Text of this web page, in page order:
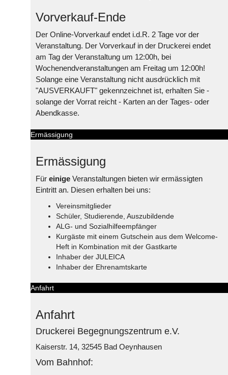
Vorverkauf-Ende
Der Online-Vorverkauf endet i.d.R. 2 Tage vor der
Veranstaltung. Der Vorverkauf in der Druckerei endet
am Tag der Veranstaltung um 12:00h, bei
Wochenendveranstaltungen am Freitag um 12:00h!
Solange eine Veranstaltung nicht ausdrücklich mit
"AUSVERKAUFT" gekennzeichnet ist, erhalten Sie -
solange der Vorrat reicht - Karten an der Tages- oder
Abendkasse.
Ermässigung
Ermässigung
Für einige Veranstaltungen bieten wir ermässigten
Eintritt an. Diesen erhalten bei uns:
Vereinsmitglieder
Schüler, Studierende, Auszubildende
ALG- und Sozialhilfeempfänger
Kurgäste mit einem Gutschein aus dem Welcome-
Heft in Kombination mit der Gastkarte
Inhaber der JULEICA
Inhaber der Ehrenamtskarte
Anfahrt
Anfahrt
Druckerei Begegnungszentrum e.V.
Kaiserstr. 14, 32545 Bad Oeynhausen
Vom Bahnhof: